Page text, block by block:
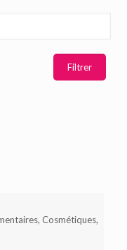
Cosmétiques,